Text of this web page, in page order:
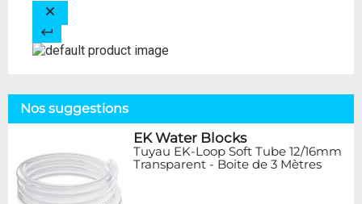
Nos suggestions
EK Water Blocks
Tuyau EK-Loop Soft Tube 12/16mm
Transparent - Boite de 3 Mètres